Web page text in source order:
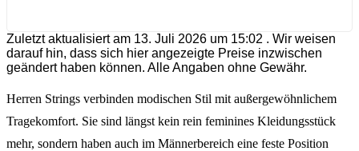
Zuletzt aktualisiert am 13. Juli 2026 um 15:02 . Wir weisen
darauf hin, dass sich hier angezeigte Preise inzwischen
geändert haben können. Alle Angaben ohne Gewähr.
Herren Strings verbinden modischen Stil mit außergewöhnlichem
Tragekomfort. Sie sind längst kein rein feminines Kleidungsstück
mehr, sondern haben auch im Männerbereich eine feste Position